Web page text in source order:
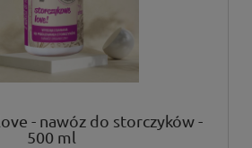
- nawóz do storczyków -
500 ml